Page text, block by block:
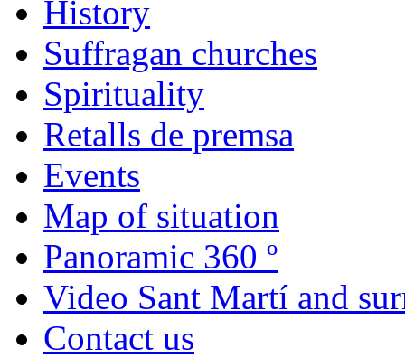
History
Suffragan churches
Spirituality
Retalls de premsa
Events
Map of situation
Panoramic 360 º
Video Sant Martí and
Contact us